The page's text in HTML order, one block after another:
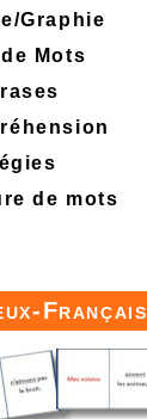
Graphie
Mots
de mots
Français